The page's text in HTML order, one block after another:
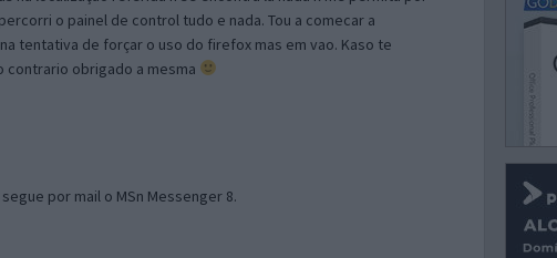
o painel de control tudo e nada. Tou a comecar a
tentativa de forçar o uso do firefox mas em vao. Kaso te
obrigado a mesma
por mail o MSn Messenger 8.